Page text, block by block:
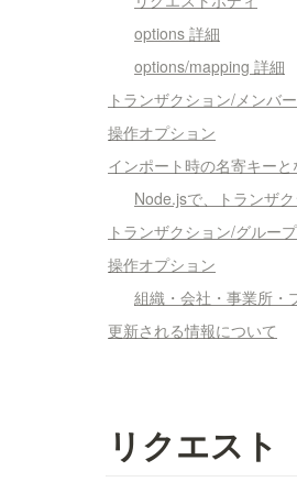
options 詳細
options/mapping 詳細
トランザクション/メンバ
操作オプション
インポート時の名寄キーと
Node.jsで、トランザ
トランザクション/グルー
操作オプション
組織・会社・事業所・
更新される情報について
リクエスト